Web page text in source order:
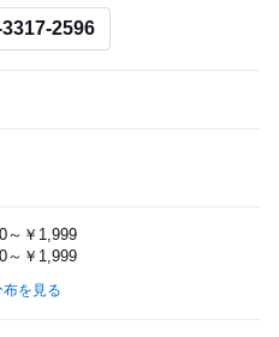
2596
～￥1,999
～￥1,999
を見る